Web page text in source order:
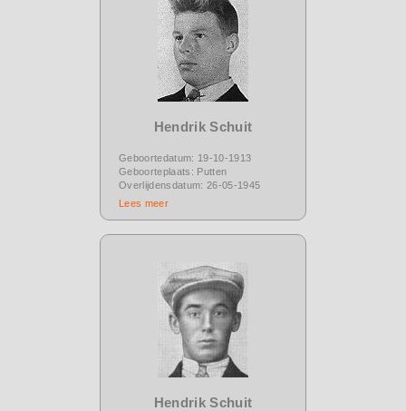
Hendrik Schuit
Geboortedatum: 19-10-1913
Geboorteplaats: Putten
Overlijdensdatum: 26-05-1945
Lees meer
Hendrik Schuit